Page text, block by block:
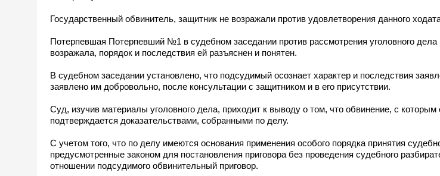
Государственный обвинитель, защитник не возражали против удовлетворения данного
Потерпевшая Потерпевший №1 в судебном заседании против рассмотрения уголовного
возражала, порядок и последствия ей разъяснен и понятен.
В судебном заседании установлено, что подсудимый осознает характер и последствия
заявлено им добровольно, после консультации с защитником и в его присутствии.
Суд, изучив материалы уголовного дела, приходит к выводу о том, что обвинение, с
подтверждается доказательствами, собранными по делу.
С учетом того, что по делу имеются основания применения особого порядка принятия
предусмотренные законом для постановления приговора без проведения судебного
отношении подсудимого обвинительный приговор.